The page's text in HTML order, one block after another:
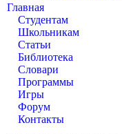
Главная
Студентам
Школьникам
Статьи
Библиотека
Словари
Программы
Игры
Форум
Контакты